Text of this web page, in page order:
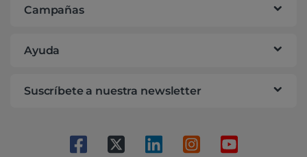
Campañas
Ayuda
Suscríbete a nuestra newsletter